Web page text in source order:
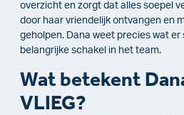
overzicht en zorgt dat alles soepel
door haar vriendelijk ontvangen en
geholpen. Dana weet precies wat er
belangrijke schakel in het team.
Wat betekent
VLIEG?